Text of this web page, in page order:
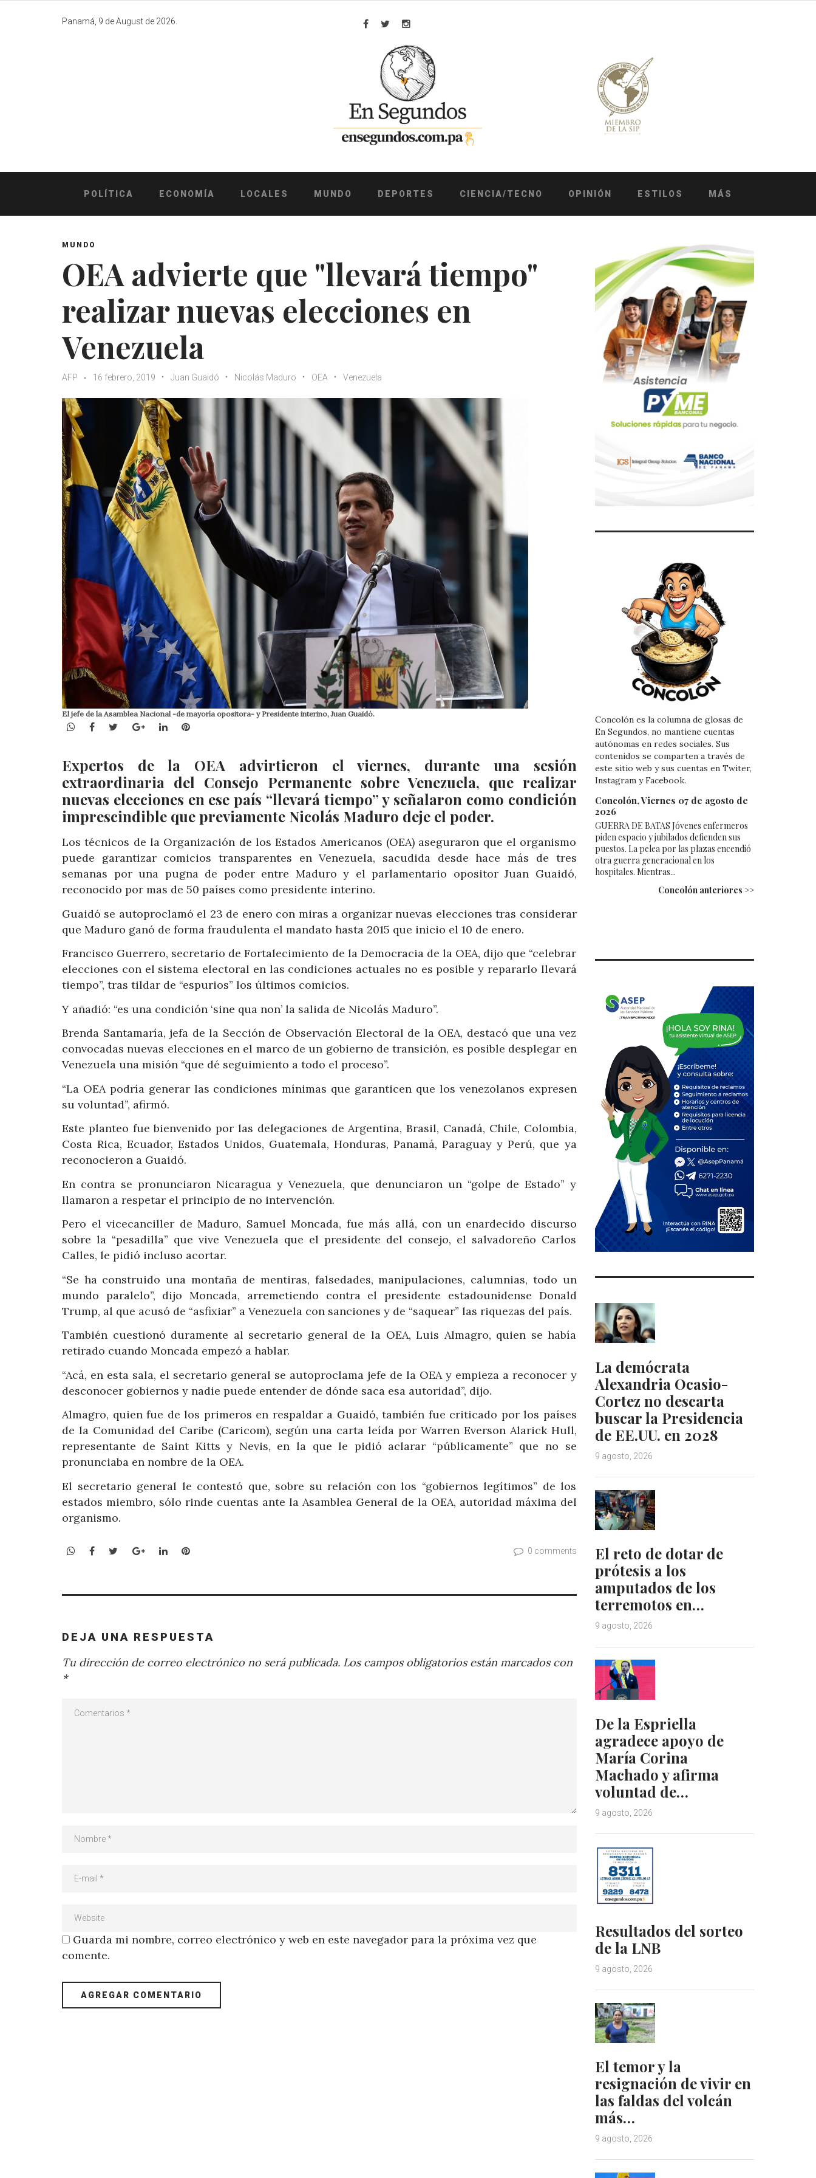
Panamá, 9 de August de 2026.
Facebook
TwitterInstagram
POLÍTICA ECONOMÍA LOCALES MUNDO DEPORTES CIENCIA/TECNO OPINIÓN ESTILOS MÁS
MUNDO
OEA advierte que "llevará tiempo"
realizar nuevas elecciones en
Venezuela
AFP 16 febrero, 2019 Juan Guaidó Nicolás Maduro OEA Venezuela
El jefe de la Asamblea Nacional -de mayoría opositora- y Presidente interino, Juan Guaidó.
WhatsApp
Facebook
TwitterGoogle+LinkedInPinterest
Expertos de la OEA advirtieron el viernes, durante una sesión
extraordinaria del Consejo Permanente sobre Venezuela, que realizar
nuevas elecciones en ese país “llevará tiempo” y señalaron como condición
imprescindible que previamente Nicolás Maduro deje el poder.
Los técnicos de la Organización de los Estados Americanos (OEA) aseguraron que el organismo
puede garantizar comicios transparentes en Venezuela, sacudida desde hace más de tres
semanas por una pugna de poder entre Maduro y el parlamentario opositor Juan Guaidó,
reconocido por mas de 50 países como presidente interino.
Guaidó se autoproclamó el 23 de enero con miras a organizar nuevas elecciones tras considerar
que Maduro ganó de forma fraudulenta el mandato hasta 2015 que inicio el 10 de enero.
Francisco Guerrero, secretario de Fortalecimiento de la Democracia de la OEA, dijo que “celebrar
elecciones con el sistema electoral en las condiciones actuales no es posible y repararlo llevará
tiempo”, tras tildar de “espurios” los últimos comicios.
Y añadió: “es una condición ‘sine qua non’ la salida de Nicolás Maduro”.
Brenda Santamaría, jefa de la Sección de Observación Electoral de la OEA, destacó que una vez
convocadas nuevas elecciones en el marco de un gobierno de transición, es posible desplegar en
Venezuela una misión “que dé seguimiento a todo el proceso”.
“La OEA podría generar las condiciones mínimas que garanticen que los venezolanos expresen
su voluntad”, afirmó.
Este planteo fue bienvenido por las delegaciones de Argentina, Brasil, Canadá, Chile, Colombia,
Costa Rica, Ecuador, Estados Unidos, Guatemala, Honduras, Panamá, Paraguay y Perú, que ya
reconocieron a Guaidó.
En contra se pronunciaron Nicaragua y Venezuela, que denunciaron un “golpe de Estado” y
llamaron a respetar el principio de no intervención.
Pero el vicecanciller de Maduro, Samuel Moncada, fue más allá, con un enardecido discurso
sobre la “pesadilla” que vive Venezuela que el presidente del consejo, el salvadoreño Carlos
Calles, le pidió incluso acortar.
“Se ha construido una montaña de mentiras, falsedades, manipulaciones, calumnias, todo un
mundo paralelo”, dijo Moncada, arremetiendo contra el presidente estadounidense Donald
Trump, al que acusó de “asfixiar” a Venezuela con sanciones y de “saquear” las riquezas del país.
También cuestionó duramente al secretario general de la OEA, Luis Almagro, quien se había
retirado cuando Moncada empezó a hablar.
“Acá, en esta sala, el secretario general se autoproclama jefe de la OEA y empieza a reconocer y
desconocer gobiernos y nadie puede entender de dónde saca esa autoridad”, dijo.
Almagro, quien fue de los primeros en respaldar a Guaidó, también fue criticado por los países
de la Comunidad del Caribe (Caricom), según una carta leída por Warren Everson Alarick Hull,
representante de Saint Kitts y Nevis, en la que le pidió aclarar “públicamente” que no se
pronunciaba en nombre de la OEA.
El secretario general le contestó que, sobre su relación con los “gobiernos legítimos” de los
estados miembro, sólo rinde cuentas ante la Asamblea General de la OEA, autoridad máxima del
organismo.
WhatsApp
Facebook
TwitterGoogle+LinkedInPinterest 0 comments
DEJA UNA RESPUESTA
Tu dirección de correo electrónico no será publicada. Los campos obligatorios están marcados con
*
Guarda mi nombre, correo electrónico y web en este navegador para la próxima vez que
comente.
Concolón es la columna de glosas de
En Segundos, no mantiene cuentas
autónomas en redes sociales. Sus
contenidos se comparten a través de
este sitio web y sus cuentas en Twiter,
Instagram y Facebook.
Concolón, Viernes 07 de agosto de
2026
GUERRA DE BATAS Jóvenes enfermeros
piden espacio y jubilados defienden sus
puestos. La pelea por las plazas encendió
otra guerra generacional en los
hospitales. Mientras...
Concolón anteriores >>
La demócrata
Alexandria Ocasio-
Cortez no descarta
buscar la Presidencia
de EE.UU. en 2028
9 agosto, 2026
El reto de dotar de
prótesis a los
amputados de los
terremotos en…
9 agosto, 2026
De la Espriella
agradece apoyo de
María Corina
Machado y afirma
voluntad de…
9 agosto, 2026
Resultados del sorteo
de la LNB
9 agosto, 2026
El temor y la
resignación de vivir en
las faldas del volcán
más…
9 agosto, 2026